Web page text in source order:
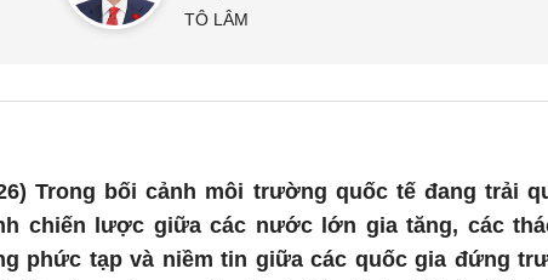
TÔ LÂM
Trong bối cảnh môi trường quốc tế đang trải
chiến lược giữa các nước lớn gia tăng, các
phức tạp và niềm tin giữa các quốc gia đứng